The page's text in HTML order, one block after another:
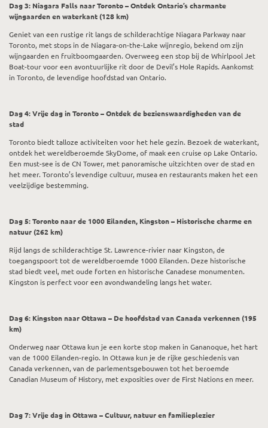
Dag 3: Niagara Falls naar Toronto – Ontdek Ontario’s charmante
wijngaarden en waterkant (128 km)
Geniet van een rustige rit langs de schilderachtige Niagara Parkway naar
Toronto, met stops in de Niagara-on-the-Lake wijnregio, bekend om zijn
wijngaarden en fruitboomgaarden. Overweeg een stop bij de Whirlpool Jet
Boat-tour voor een avontuurlijke rit door de Devil’s Hole Rapids. Aankomst
in Toronto, de levendige hoofdstad van Ontario.
Dag 4: Vrije dag in Toronto – Ontdek de bezienswaardigheden van de
stad
Toronto biedt talloze activiteiten voor het hele gezin. Bezoek de waterkant,
ontdek het wereldberoemde SkyDome, of maak een cruise op Lake Ontario.
Een must-see is de CN Tower, met panoramische uitzichten over de stad en
het meer. Toronto’s levendige cultuur, musea en restaurants maken het een
veelzijdige bestemming.
Dag 5: Toronto naar de 1000 Eilanden, Kingston – Historische charme en
natuur (262 km)
Rijd langs de schilderachtige St. Lawrence-rivier naar Kingston, de
toegangspoort tot de wereldberoemde 1000 Eilanden. Deze historische
stad biedt veel, met oude forten en historische Canadese monumenten.
Kingston is perfect voor een avondwandeling langs het water.
Dag 6: Kingston naar Ottawa – De hoofdstad van Canada verkennen (195
km)
Onderweg naar Ottawa kun je een korte stop maken in Gananoque, het hart
van de 1000 Eilanden-regio. In Ottawa kun je de rijke geschiedenis van
Canada verkennen, van de parlementsgebouwen tot het beroemde
Canadian Museum of History, met exposities over de First Nations en meer.
Dag 7: Vrije dag in Ottawa – Cultuur, natuur en familieplezier